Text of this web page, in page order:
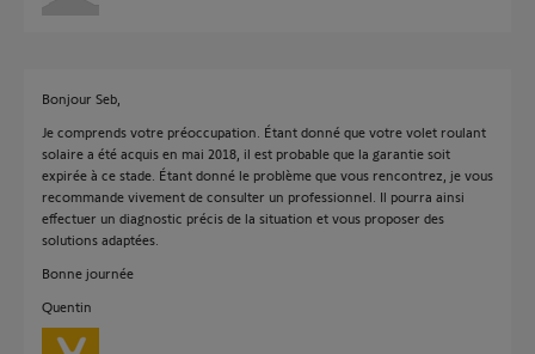
Bonjour Seb,
Je comprends votre préoccupation. Étant donné que votre volet roulant
solaire a été acquis en mai 2018, il est probable que la garantie soit
expirée à ce stade. Étant donné le problème que vous rencontrez, je vous
recommande vivement de consulter un professionnel. Il pourra ainsi
effectuer un diagnostic précis de la situation et vous proposer des
solutions adaptées.
Bonne journée
Quentin